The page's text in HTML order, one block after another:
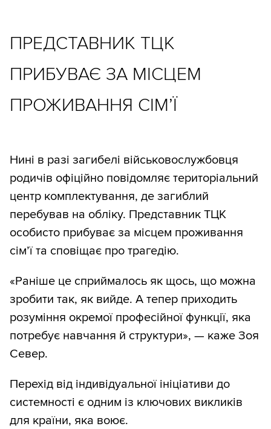
ПРЕДСТАВНИК ТЦК
ПРИБУВАЄ ЗА МІСЦЕМ
ПРОЖИВАННЯ СІМ’Ї
Нині в разі загибелі військовослужбовця
родичів офіційно повідомляє територіальний
центр комплектування, де загиблий
перебував на обліку. Представник ТЦК
особисто прибуває за місцем проживання
сім’ї та сповіщає про трагедію.
«Раніше це сприймалось як щось, що можна
зробити так, як вийде. А тепер приходить
розуміння окремої професійної функції, яка
потребує навчання й структури», — каже Зоя
Север.
Перехід від індивідуальної ініціативи до
системності є одним із ключових викликів
для країни, яка воює.